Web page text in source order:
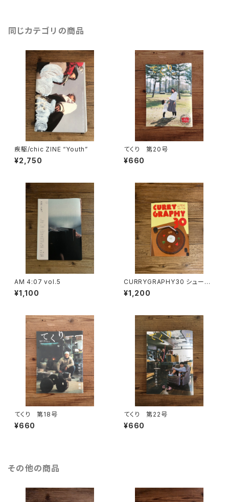
同じカテゴリの商品
疾駆/chic ZINE “Youth”
¥2,750
てくり 第20号
¥660
AM 4:07 vol.5
¥1,100
CURRYGRAPHY30 シューベ
ル10周年記念ZINE
¥1,200
てくり 第18号
¥660
てくり 第22号
¥660
その他の商品